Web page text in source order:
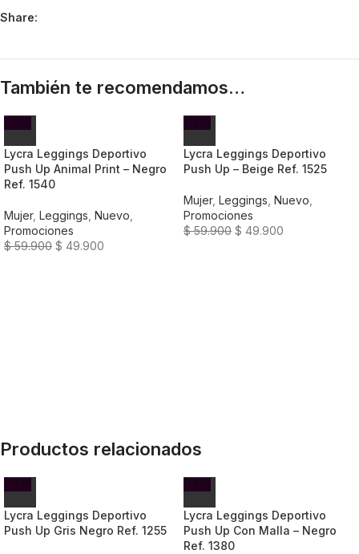
Share:
También te recomendamos…
Lycra Leggings Deportivo
Push Up Animal Print – Negro
Ref. 1540
Mujer, Leggings Nuevo
Promociones
$59.900 $ 49.900
Lycra Leggings Deportivo
Push Up – Beige Ref. 1525
Mujer, Leggings Nuevo
Promociones
$59.900 $ 49.900
Productos relacionados
Lycra Leggings Deportivo
Push Up Gris Negro Ref. 1255
Lycra Leggings Deportivo
Push Up Con Malla – Negro
Ref. 1380